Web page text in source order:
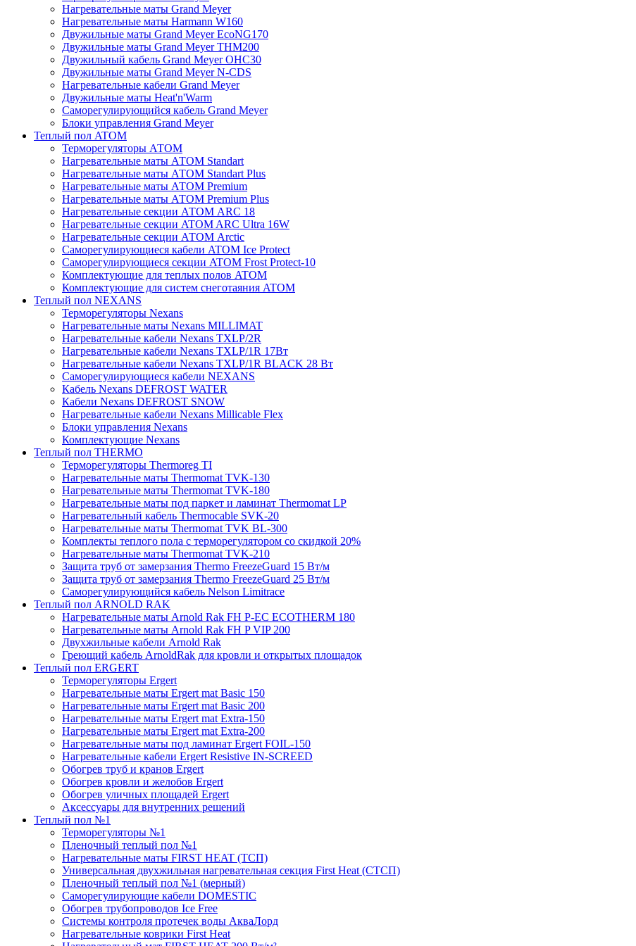
Нагревательные маты Grand Meyer
Нагревательные маты Harmann W160
Двужильные маты Grand Meyer EcoNG170
Двужильные маты Grand Meyer THM200
Двужильный кабель Grand Meyer OHC30
Двужильные маты Grand Meyer N-CDS
Нагревательные кабели Grand Meyer
Двужильные маты Heat'n'Warm
Саморегулирующийся кабель Grand Meyer
Блоки управления Grand Meyer
Теплый пол ATOM
Терморегуляторы АТОМ
Нагревательные маты АТОМ Standart
Нагревательные маты АТОМ Standart Plus
Нагревательные маты АТОМ Premium
Нагревательные маты АТОМ Premium Plus
Нагревательные секции АТОМ ARC 18
Нагревательные секции ATOM ARC Ultra 16W
Нагревательные секции АТОМ Arctic
Саморегулирующиеся кабели ATOM Ice Protect
Саморегулирующиеся секции ATOM Frost Protect-10
Комплектующие для теплых полов ATOM
Комплектующие для систем снеготаяния ATOM
Теплый пол NEXANS
Терморегуляторы Nexans
Нагревательные маты Nexans MILLIMAT
Нагревательные кабели Nexans TXLP/2R
Нагревательные кабели Nexans TXLP/1R 17Вт
Нагревательные кабели Nexans TXLP/1R BLACK 28 Вт
Саморегулирующиеся кабели NEXANS
Кабель Nexans DEFROST WATER
Кабели Nexans DEFROST SNOW
Нагревательные кабели Nexans Millicable Flex
Блоки управления Nexans
Комплектующие Nexans
Теплый пол THERMO
Терморегуляторы Thermoreg TI
Нагревательные маты Thermomat TVK-130
Нагревательные маты Thermomat TVK-180
Нагревательные маты под паркет и ламинат Thermomat LP
Нагревательный кабель Thermocable SVK-20
Нагревательные маты Thermomat TVK BL-300
Комплекты теплого пола с терморегулятором со скидкой 20%
Нагревательные маты Thermomat TVK-210
Защита труб от замерзания Thermo FreezeGuard 15 Вт/м
Защита труб от замерзания Thermo FreezeGuard 25 Вт/м
Саморегулирующийся кабель Nelson Limitrace
Теплый пол ARNOLD RAK
Нагревательные маты Arnold Rak FH P-EC ECOTHERM 180
Нагревательные маты Arnold Rak FH P VIP 200
Двухжильные кабели Arnold Rak
Греющий кабель ArnoldRak для кровли и открытых площадок
Теплый пол ERGERT
Терморегуляторы Ergert
Нагревательные маты Ergert mat Basic 150
Нагревательные маты Ergert mat Basic 200
Нагревательные маты Ergert mat Extra-150
Нагревательные маты Ergert mat Extra-200
Нагревательные маты под ламинат Ergert FOIL-150
Нагревательные кабели Ergert Resistive IN-SCREED
Обогрев труб и кранов Ergert
Обогрев кровли и желобов Ergert
Обогрев уличных площадей Ergert
Аксессуары для внутренних решений
Теплый пол №1
Терморегуляторы №1
Пленочный теплый пол №1
Нагревательные маты FIRST HEAT (ТСП)
Универсальная двухжильная нагревательная секция First Heat (СТСП)
Пленочный теплый пол №1 (мерный)
Саморегулирующие кабели DOMESTIC
Обогрев трубопроводов Ice Free
Системы контроля протечек воды АкваЛорд
Нагревательные коврики First Heat